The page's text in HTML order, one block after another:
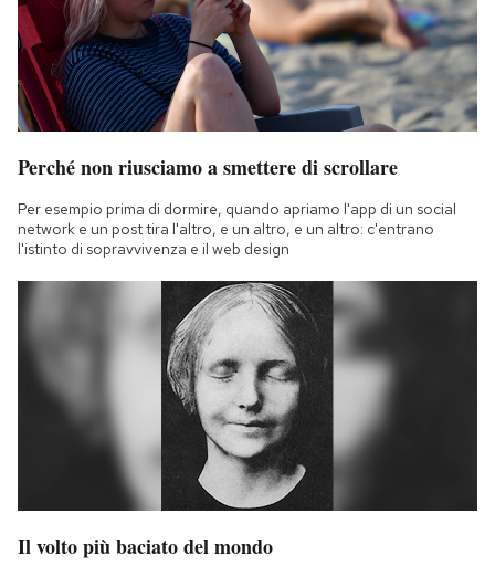
Perché non riusciamo a smettere di scrollare
Per esempio prima di dormire, quando apriamo l'app di un social
network e un post tira l'altro, e un altro, e un altro: c'entrano
l'istinto di sopravvivenza e il web design
Il volto più baciato del mondo